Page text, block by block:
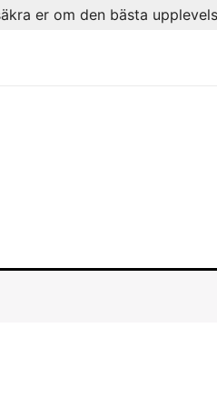
er om den bästa